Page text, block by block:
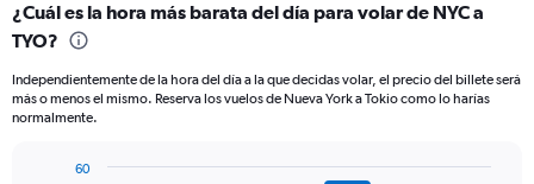
Range:
12
The
chart
¿Cuál es la hora más barata del día para volar de NYC a
TYO?
Independientemente de la hora del día a la que decidas volar, el precio del billete será
más o menos el mismo. Reserva los vuelos de Nueva York a Tokio como lo harías
normalmente.
60